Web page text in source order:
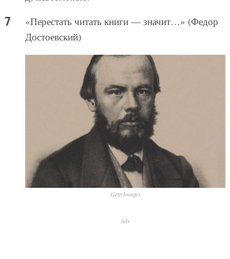
«Перестать читать книги — значит…» (Федор
Достоевский)
GettyImages
Ads